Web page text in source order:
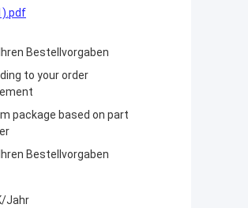
Bestellvorgaben
to your order
package based on part
Bestellvorgaben
Jahr